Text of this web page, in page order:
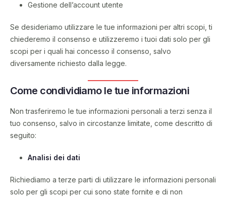
Gestione dell’account utente
Se desideriamo utilizzare le tue informazioni per altri scopi, ti
chiederemo il consenso e utilizzeremo i tuoi dati solo per gli
scopi per i quali hai concesso il consenso, salvo
diversamente richiesto dalla legge.
Come condividiamo le tue informazioni
Non trasferiremo le tue informazioni personali a terzi senza il
tuo consenso, salvo in circostanze limitate, come descritto di
seguito:
Analisi dei dati
Richiediamo a terze parti di utilizzare le informazioni personali
solo per gli scopi per cui sono state fornite e di non